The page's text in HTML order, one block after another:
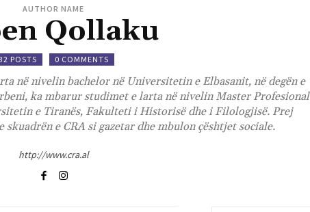
AUTHOR NAME
Qollaku
POSTS 0 COMMENTS
në nivelin bachelor në Universitetin e Elbasanit, në degën e
ka mbarur studimet e larta në nivelin Master Profesional
e Tiranës, Fakulteti i Historisë dhe i Filologjisë. Prej
e CRA si gazetar dhe mbulon çështjet sociale.
http://www.cra.al